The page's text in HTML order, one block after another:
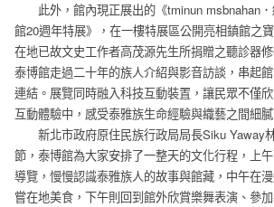
此外，館內現正展出的《tminun msbnahan
館20週年特展》，在一樓特展區公開亮相鎮館之
在地已故文史工作者高茂源先生所捐贈之聽診器
泰博館走過二十年的族人介紹與影音訪談，串起
連結。展覽同時融入科技互動裝置，讓民眾不僅
互動體驗中，感受泰雅族生命經驗與織藝之間細
新北市政府原住民族行政局局長Siku Yaway
節，泰博館為大家安排了一整天的文化行程，上
導覽，慢慢認識泰雅族人的故事與館藏，中午在
嘗在地美食，下午則回到館外欣賞樂舞表演、參